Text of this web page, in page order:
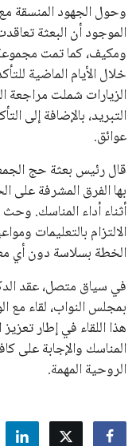
وحول الجهود المنسقة
ومكيف، كما تمت
خلال الأيام الماضية
الزيارات شملت مراجعة
التبريد، بالإضافة إلى
عوائق.
قال رئيس بعثة حج
بها الفرق المشرفة على
أثناء أداء المناسك.
الالتزام بالتعليمات
الخطة بسلاسة دون أي
في سياق متصل، عقد
بمجلس النواب، لقاء مع
هذا اللقاء في إطار
المناسك والإجابة على
الروحية المهمة.